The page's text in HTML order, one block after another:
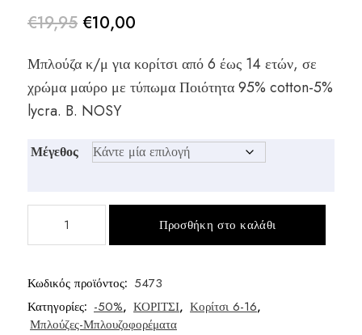
€19,95
price
was:
€10,00
τρέχουσα
τιμή
€10,00.
Μπλούζα κ/μ για κορίτσι από 6 έως 14 ετών, σε
χρώμα μαύρο με τύπωμα Ποιότητα 95% cotton-5%
lycra. B. NOSY
Μέγεθος
μπλούζα
Προσθήκη στο καλάθι
Κωδικός προϊόντος: 5473
Κατηγορίες: -50%, ΚΟΡΙΤΣΙ, Κορίτσι 6-16,
Μπλούζες-Μπλουζοφορέματα